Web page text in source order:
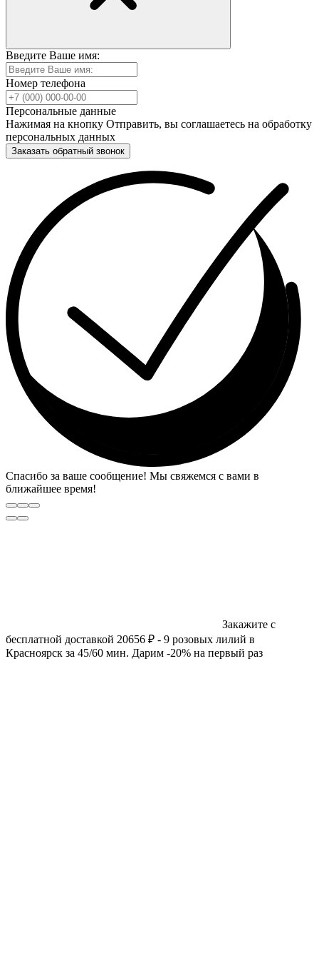
Введите Ваше имя:
Номер телефона
Персональные данные
Нажимая на кнопку Отправить, вы соглашаетесь на обработку
персональных данных
Заказать обратный звонок
Спасибо за ваше сообщение! Мы свяжемся с вами в
ближайшее время!
Закажите с
бесплатной доставкой 20656 ₽ - 9 розовых лилий в
Красноярск за 45/60 мин. Дарим -20% на первый раз